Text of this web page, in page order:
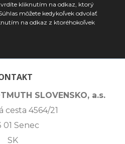
kliknutím na odkaz, ktorý
môžete kedykoľvek odvolať
na odkaz z ktoréhokoľvek
SLOVENSKO, a.s.
cesta 4564/21
01 Senec
SK